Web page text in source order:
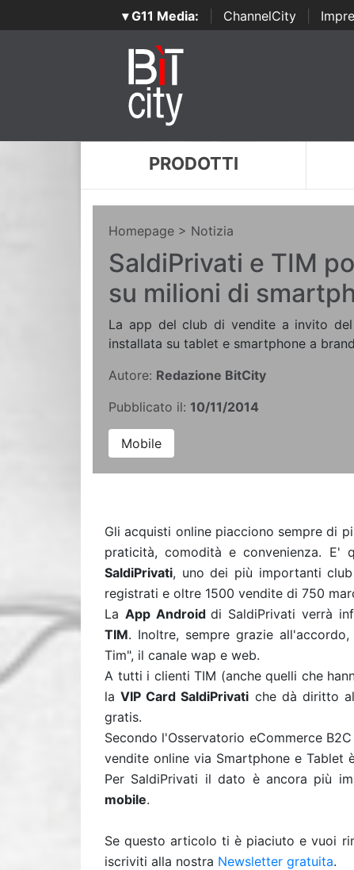
▾ G11 Media: ChannelCity
PRODOTTI
Homepage > Notizia
SaldiPrivati e TIM
su milioni di
La app del club di vendite a invito
installata su tablet e smartphone a
Autore: Redazione BitCity
Pubblicato il: 10/11/2014
Mobile
Gli acquisti online piacciono sempre di
praticità, comodità e convenienza. E'
SaldiPrivati, uno dei più importanti
registrati e oltre 1500 vendite di 750
La App Androiddi SaldiPrivati verrà
TIM. Inoltre, sempre grazie
Tim", il canale wap e web.
A tutti i clienti TIM (anche quelli che
laVIP Card SaldiPrivati che dà diritto
gratis.
Secondo l'Osservatorio eCommerce
vendite online via Smartphone e Tablet
Per SaldiPrivati il dato è ancora più
mobile.
Se questo articolo ti è piaciuto e vuoi
iscriviti alla nostra Newsletter gratuita.